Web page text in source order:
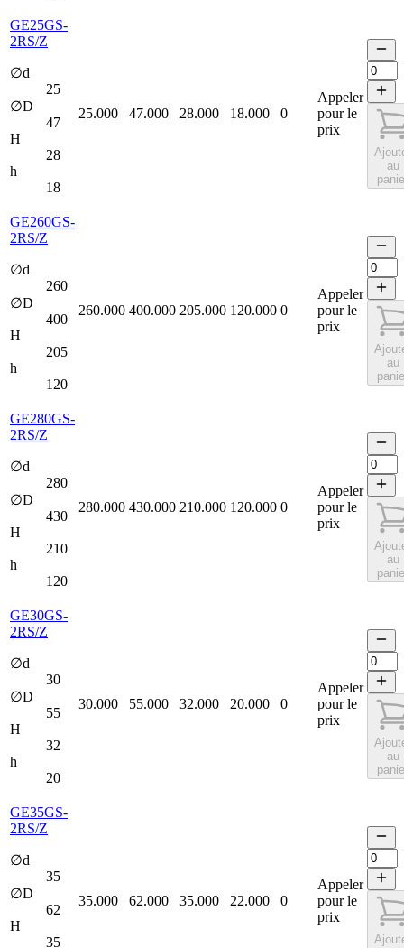
GE25GS-
2RS/Z
∅d
25
∅D
47
H
28
h
18
25.000 47.000 28.000 18.000 0
Appeler
pour le
prix
au
GE260GS-
2RS/Z
∅d
260
∅D
400
H
205
h
120
260.000 400.000 205.000 120.000 0
Appeler
pour le
prix
au
GE280GS-
2RS/Z
∅d
280
∅D
430
H
210
h
120
280.000 430.000 210.000 120.000 0
Appeler
pour le
prix
au
GE30GS-
2RS/Z
∅d
30
∅D
55
H
32
h
20
30.000 55.000 32.000 20.000 0
Appeler
pour le
prix
au
GE35GS-
2RS/Z
∅d
35
∅D
62
H
35
35.000 62.000 35.000 22.000 0
Appeler
pour le
prix